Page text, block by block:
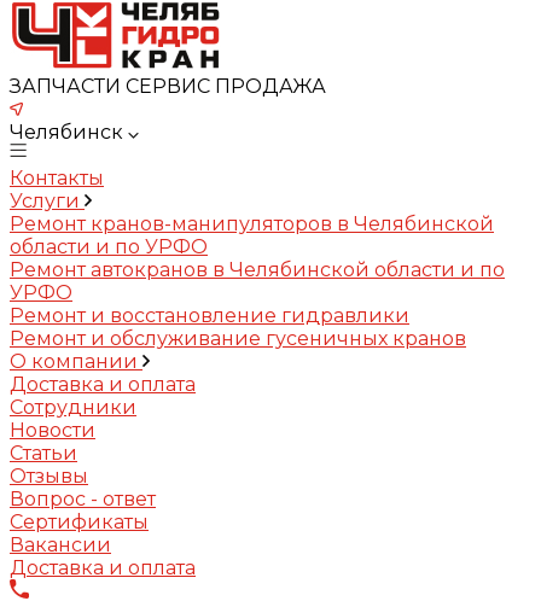
ЗАПЧАСТИ СЕРВИС ПРОДАЖА
Челябинск
Контакты
Услуги
Ремонт кранов-манипуляторов в Челябинской
области и по УРФО
Ремонт автокранов в Челябинской области и по
УРФО
Ремонт и восстановление гидравлики
Ремонт и обслуживание гусеничных кранов
О компании
Доставка и оплата
Сотрудники
Новости
Статьи
Отзывы
Вопрос - ответ
Сертификаты
Вакансии
Доставка и оплата